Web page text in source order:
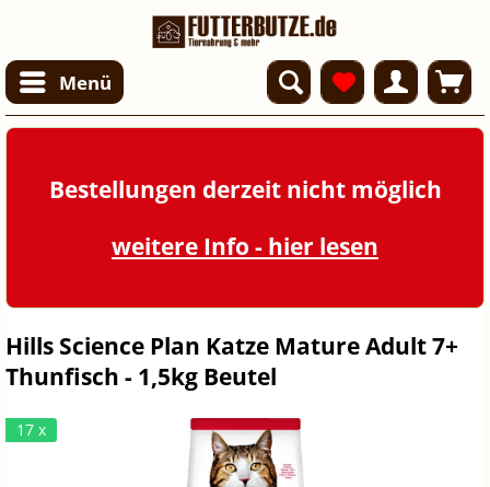
Menü
Bestellungen derzeit nicht möglich
weitere Info - hier lesen
Hills Science Plan Katze Mature Adult 7+
Thunfisch - 1,5kg Beutel
17 x